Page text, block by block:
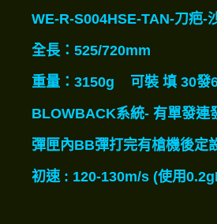
WE-R-S004HSE-TAN-刀疤-
全長：525/720mm
重量：3150g 可裝 填 30發
BLOWBACK系統- 有單發連
彈匣內BB彈打完有槍機後定
初速 : 120-130m/s (使用